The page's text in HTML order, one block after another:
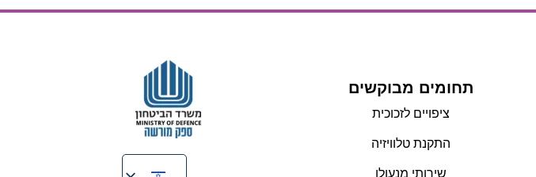
תחומים מבוקשים
ציפויים לזכוכית
התקנת טלוויזיה
שירותי מנעולן